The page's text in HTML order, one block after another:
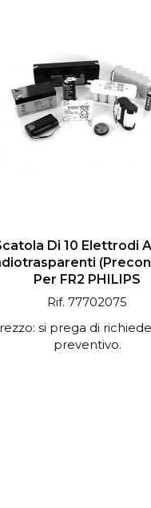
Di 10 Elettrodi
Per FR2 PHILIPS
Rif. 77702075
si prega di
preventivo.